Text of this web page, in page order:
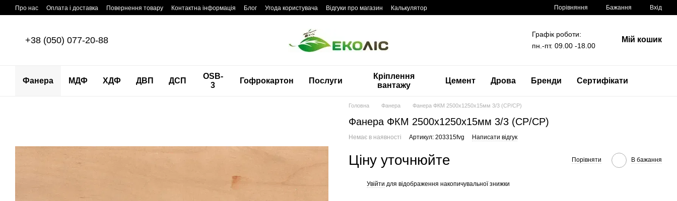
Перейти до основного контенту
Про нас Оплата і доставка Повернення товару Контактна інформація Блог Угода користувача Відгуки про магазин Калькулятор Порівняння Бажання Вхід
+38 (050) 077-20-88
Графік роботи:
пн.-пт. 09.00 -18.00
Мій кошик
Фанера МДФ ХДФ ДВП ДСП
OSB-
3
Гофрокартон Послуги
Кріплення
вантажу
Цемент Дрова Бренди Сертифікати
Головна Фанера Фанера ФКМ 2500x1250x15мм 3/3 (CP/CP)
Фанера ФКМ 2500x1250x15мм 3/3 (CP/CP)
Немає в наявності Артикул: 203315fvg Написати відгук
Ціну уточнюйте Порівняти В бажання
Увійти для відображення накопичувальної знижки